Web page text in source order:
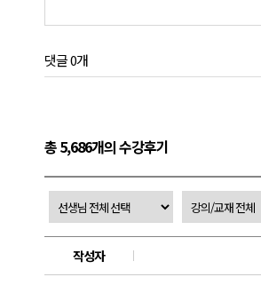
댓글 0개
총 5,686개의 수강후기
작성자